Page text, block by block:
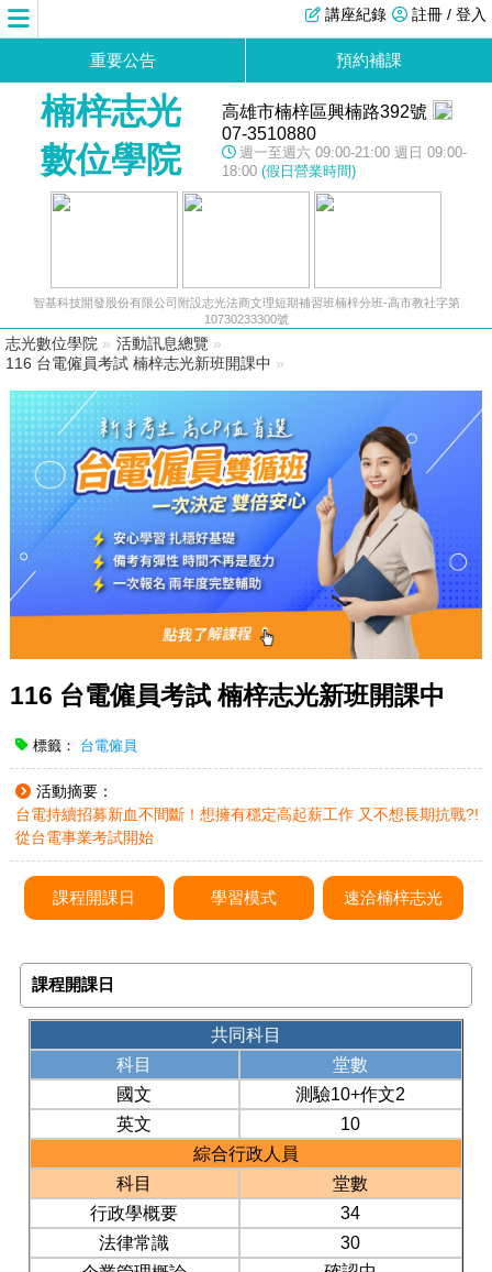
註冊 / 登入
講座紀錄
重要公告 預約補課
楠梓志光
數位學院
高雄市楠梓區興楠路392號
07-3510880
週一至週六 09:00-21:00 週日 09:00-
18:00 (假日營業時間)
智基科技開發股份有限公司附設志光法商文理短期補習班楠梓分班-高市教社字第
10730233300號
志光數位學院 » 活動訊息總覽 »
116 台電僱員考試 楠梓志光新班開課中 »
116 台電僱員考試 楠梓志光新班開課中
標籤： 台電僱員
活動摘要：
台電持續招募新血不間斷！想擁有穩定高起薪工作 又不想長期抗戰?!
從台電事業考試開始
課程開課日 學習模式 速洽楠梓志光
課程開課日
共同科目
科目
堂數
國文
測驗10+作文2
英文
10
綜合行政人員
科目
堂數
行政學概要
34
法律常識
30